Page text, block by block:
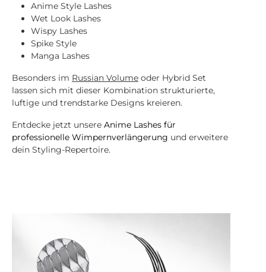
Anime Style Lashes
Wet Look Lashes
Wispy Lashes
Spike Style
Manga Lashes
Besonders im Russian Volume oder Hybrid Set
lassen sich mit dieser Kombination strukturierte,
luftige und trendstarke Designs kreieren.
Entdecke jetzt unsere Anime Lashes für
professionelle Wimpernverlängerung und erweitere
dein Styling-Repertoire.